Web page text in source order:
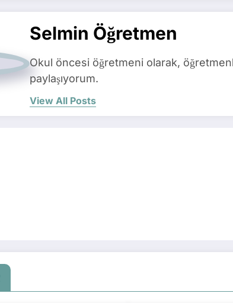
Selmin Öğretmen
Okul öncesi öğretmeni olarak,
paylaşıyorum.
View All Posts